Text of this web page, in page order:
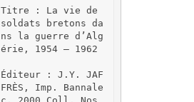
Titre : La vie de
soldats bretons da
ns la guerre d’Alg
érie, 1954 – 1962
Éditeur : J.Y. JAF
FRÈS, Imp. Bannale